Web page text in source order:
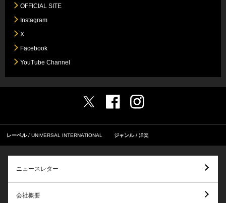
OFFICIAL SITE
Instagram
X
Facebook
YouTube Channel
レーベル UNIVERSAL INTERNATIONAL ジャンル 洋楽
ニュースレター
会社概要